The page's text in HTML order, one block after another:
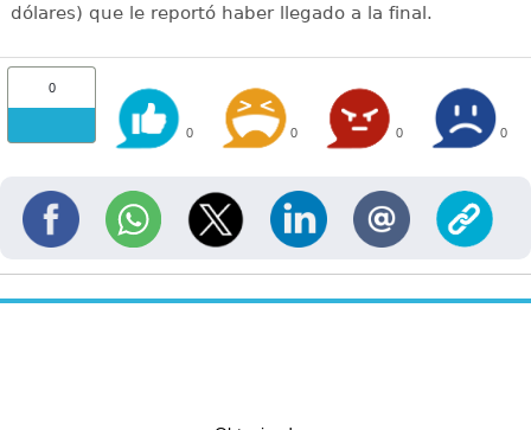
dólares) que le reportó haber llegado a la final.
0
0 0 0 0